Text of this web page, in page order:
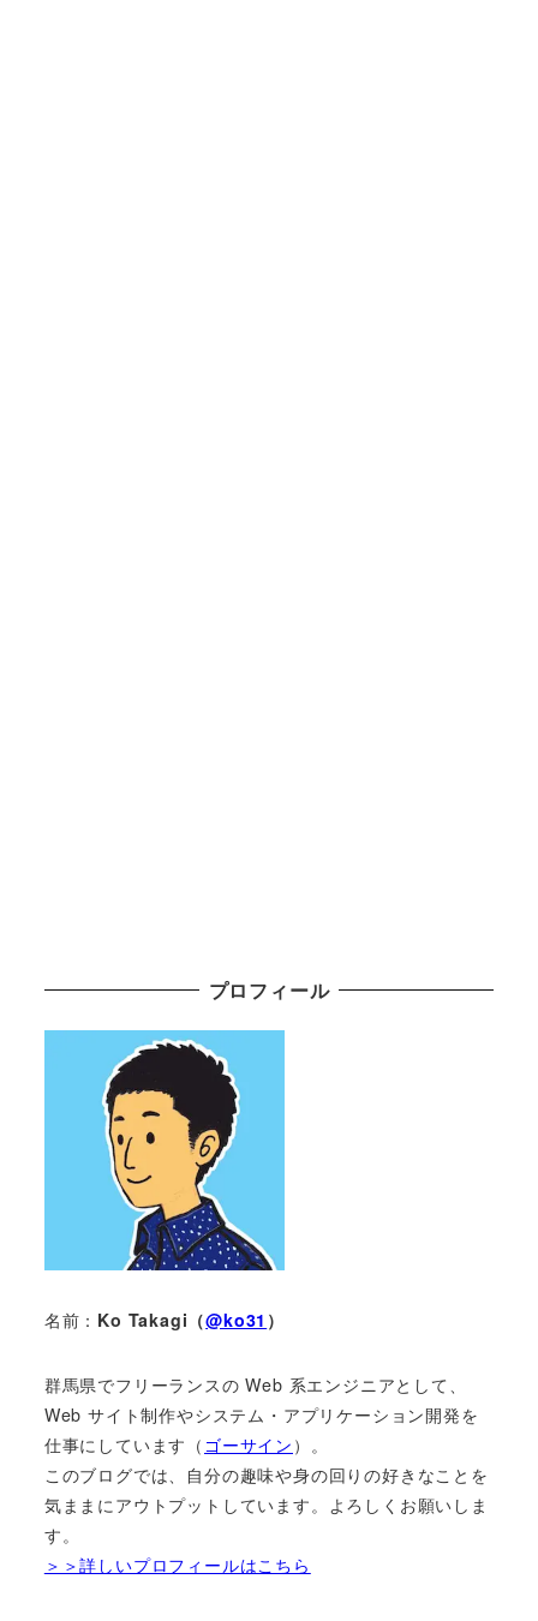
プロフィール
名前： Ko Takagi（@ko31 ）
群馬県でフリーランスの Web 系エンジニアとして、
Web サイト制作やシステム・アプリケーション開発を
仕事にしています（ ゴーサイン ）。
このブログでは、自分の趣味や身の回りの好きなことを
気ままにアウトプットしています。よろしくお願いしま
す。
＞＞詳しいプロフィールはこちら